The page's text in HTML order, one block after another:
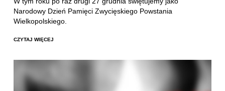
Narodowy Dzień Pamięci Zwycięskiego Powstania
Wielkopolskiego.
CZYTAJ WIĘCEJ